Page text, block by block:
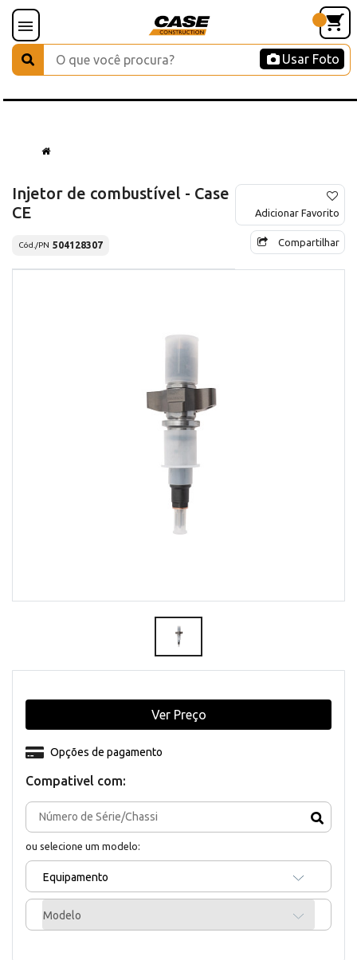
Usar Foto
Injetor de combustível - Case
CE
Cód./PN 504128307
Adicionar Favorito
Compartilhar
Compativel com:
ou selecione um modelo:
Equipamento
Modelo
Opções de pagamento
Ver Preço